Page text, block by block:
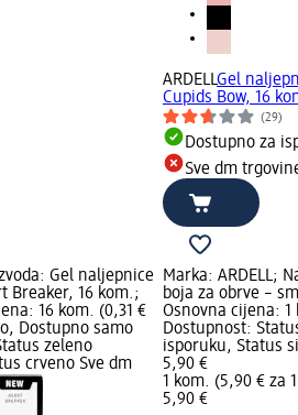
ARDELLGel
Cupids Bow, 16
(29)
Dostupno za
Sve dm
Gel naljepnice
Breaker, 16 kom.;
16 kom. (0,31 €
Dostupno samo
zeleno
crveno Sve dm
Marka: ARDELL;
boja za obrve –
Osnovna cijena: 1
Dostupnost:
isporuku, Status
5,90 €
1 kom. (5,90 € za
5,90 €